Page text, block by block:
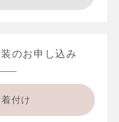
のお申し込み
付け